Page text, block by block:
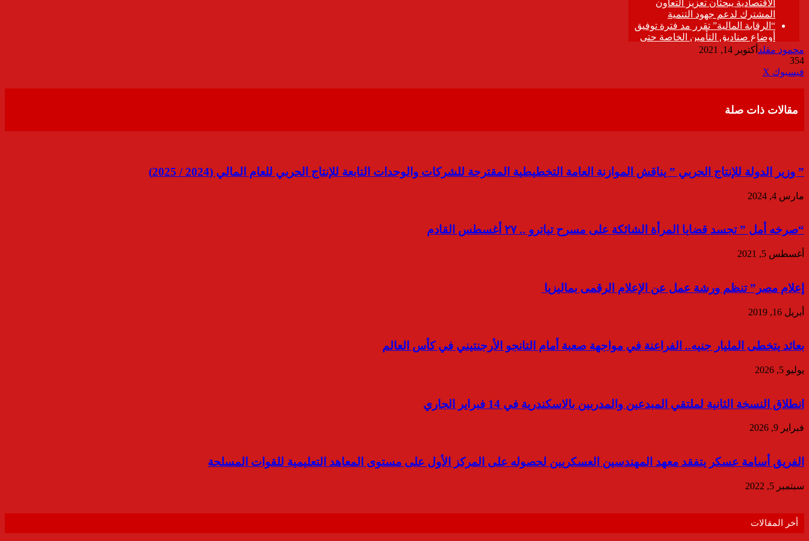
محمود مقلد أكتوبر 14, 2021
354
فيسبوك ‫X
مقالات ذات صلة
” وزير الدولة للإنتاج الحربي ” يناقش الموازنة العامة التخطيطية المقترحة للشركات والوحدات التابعة للإنتاج الحربي للعام المالي (2024 / 2025)
مارس 4, 2024
“صرخه أمل ” تجسد قضايا المرأة الشائكة على مسرح تياترو .. ٢٧ أغسطس القادم
أغسطس 5, 2021
إعلام مصر” تنظم ورشة عمل عن الإعلام الرقمى بماليزيا
أبريل 16, 2019
بعائد يتخطى المليار جنيه.. الفراعنة في مواجهة صعبة أمام التانجو الأرجنتيني في كأس العالم
يوليو 5, 2026
انطلاق النسخة الثانية لملتقي المبدعين والمدربين بالاسكندرية في 14 فبراير الجاري
فبراير 9, 2026
الفريق أسامة عسكر يتفقد معهد المهندسين العسكريين لحصوله على المركز الأول على مستوى المعاهد التعليمية للقوات المسلحة
سبتمبر 5, 2022
أخر المقالات